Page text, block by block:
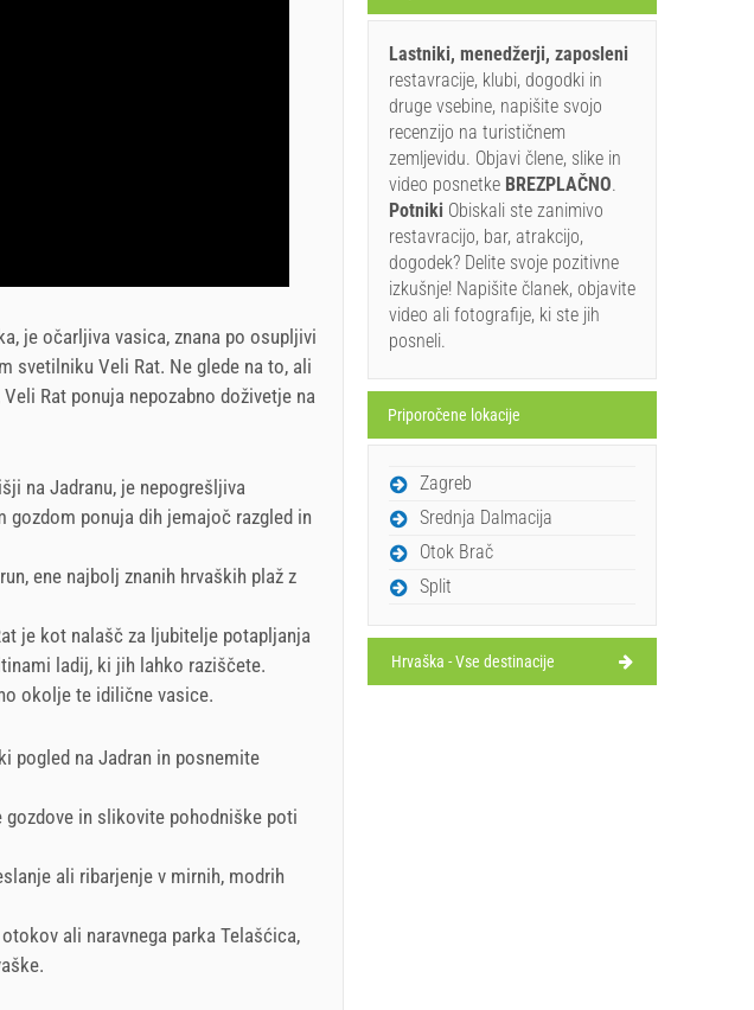
je očarljiva vasica, znana po osupljivi
svetilniku Veli Rat. Ne glede na to, ali
Rat ponuja nepozabno doživetje na
na Jadranu, je nepogrešljiva
ponuja dih jemajoč razgled in
ene najbolj znanih hrvaških plaž z
je kot nalašč za ljubitelje potapljanja
ladij, ki jih lahko raziščete.
okolje te idilične vasice.
pogled na Jadran in posnemite
in slikovite pohodniške poti
ali ribarjenje v mirnih, modrih
ali naravnega parka Telašćica,
Lastniki, menedžerji, zaposleni
restavracije, klubi, dogodki in
druge vsebine, napišite svojo
recenzijo na turističnem
zemljevidu. Objavi člene, slike in
video posnetke BREZPLAČNO.
Potniki Obiskali ste zanimivo
restavracijo, bar, atrakcijo,
dogodek? Delite svoje pozitivne
izkušnje! Napišite članek, objavite
video ali fotografije, ki ste jih
posneli.
Priporočene lokacije
Zagreb
Srednja Dalmacija
Otok Brač
Split
Hrvaška - Vse destinacije